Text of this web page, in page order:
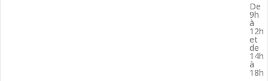
De
9h
à
12h
et
de
14h
à
18h